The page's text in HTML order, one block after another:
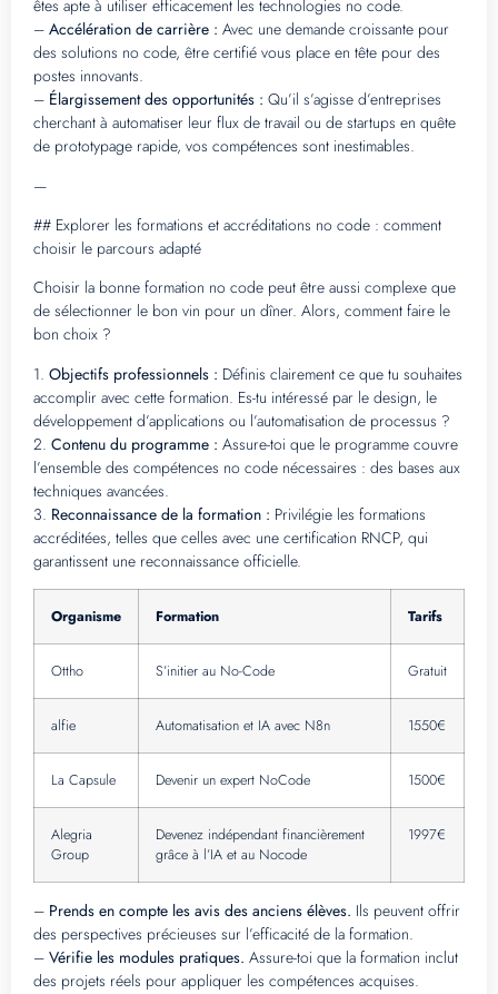
êtes apte à utiliser efficacement les technologies no code.
– Accélération de carrière : Avec une demande croissante pour
des solutions no code, être certifié vous place en tête pour des
postes innovants.
– Élargissement des opportunités : Qu’il s’agisse d’entreprises
cherchant à automatiser leur flux de travail ou de startups en quête
de prototypage rapide, vos compétences sont inestimables.
—
## Explorer les formations et accréditations no code : comment
choisir le parcours adapté
Choisir la bonne formation no code peut être aussi complexe que
de sélectionner le bon vin pour un dîner. Alors, comment faire le
bon choix ?
1. Objectifs professionnels : Définis clairement ce que tu souhaites
accomplir avec cette formation. Es-tu intéressé par le design, le
développement d’applications ou l’automatisation de processus ?
2. Contenu du programme : Assure-toi que le programme couvre
l’ensemble des compétences no code nécessaires : des bases aux
techniques avancées.
3. Reconnaissance de la formation : Privilégie les formations
accréditées, telles que celles avec une certification RNCP, qui
garantissent une reconnaissance officielle.
Organisme Formation Tarifs
Ottho S’initier au No-Code Gratuit
alfie Automatisation et IA avec N8n 1550€
La Capsule Devenir un expert NoCode 1500€
Alegria
Group
Devenez indépendant financièrement
grâce à l’IA et au Nocode
1997€
– Prends en compte les avis des anciens élèves. Ils peuvent offrir
des perspectives précieuses sur l’efficacité de la formation.
– Vérifie les modules pratiques. Assure-toi que la formation inclut
des projets réels pour appliquer les compétences acquises.